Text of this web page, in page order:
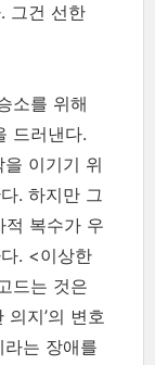
그건 선한
소를 위해
드러낸다.
이기기 위
. 하지만 그
적 복수가 우
. <이상한
드는 것은
의지’의 변호
는 장애를